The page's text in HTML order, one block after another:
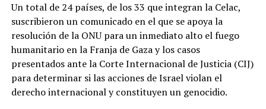
Un total de 24 países, de los 33 que integran la Celac,
suscribieron un comunicado en el que se apoya la
resolución de la ONU para un inmediato alto el fuego
humanitario en la Franja de Gaza y los casos
presentados ante la Corte Internacional de Justicia (CIJ)
para determinar si las acciones de Israel violan el
derecho internacional y constituyen un genocidio.